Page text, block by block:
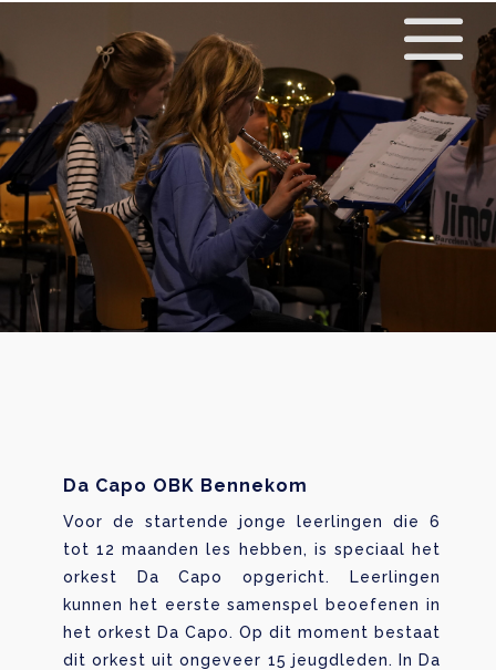
Da Capo OBK Bennekom
Voor de startende jonge leerlingen die 6
tot 12 maanden les hebben, is speciaal het
orkest Da Capo opgericht. Leerlingen
kunnen het eerste samenspel beoefenen in
het orkest Da Capo. Op dit moment bestaat
dit orkest uit ongeveer 15 jeugdleden. In Da